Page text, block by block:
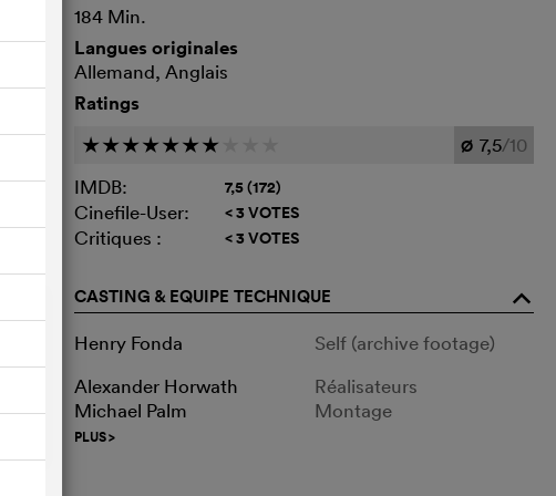
184 Min.
Langues originales
Allemand, Anglais
Ratings
c c c c c c c Ø 7,5/10
IMDB:
7,5 (172)
Cinefile-User: < 3 VOTES
Critiques : < 3 VOTES
CASTING & EQUIPE TECHNIQUE o
Henry Fonda
Self (archive footage)
Alexander Horwath
Réalisateurs
Michael Palm
Montage
PLUS>